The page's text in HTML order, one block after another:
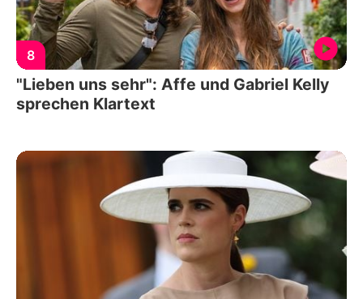
8
"Lieben uns sehr": Affe und Gabriel Kelly
sprechen Klartext